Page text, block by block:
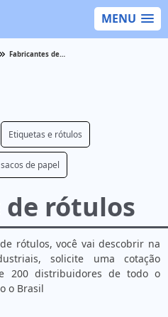
MENU
Fabricantes de rótulos
Etiquetas e rótulos
de papel
de rótulos
rótulos, você vai descobrir na
solicite uma cotação
200 distribuidores de todo o
o Brasil